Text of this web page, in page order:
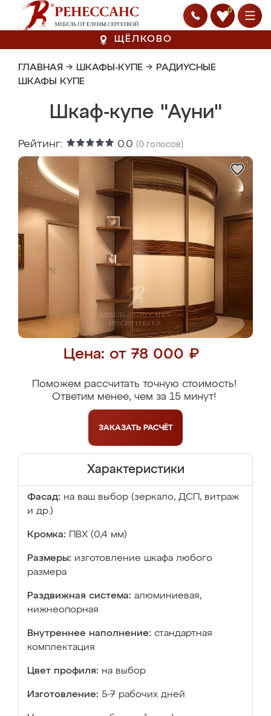
0
ЩЁЛКОВО
ГЛАВНАЯ → ШКАФЫ-КУПЕ → РАДИУСНЫЕ
ШКАФЫ КУПЕ
Шкаф-купе "Ауни"
Рейтинг: 0.0 (0 голосов)
Цена: от 78 000 ₽
Поможем рассчитать точную стоимость!
Ответим менее, чем за 15 минут!
ЗАКАЗАТЬ РАСЧЁТ
Характеристики
Фасад: на ваш выбор (зеркало, ДСП, витраж
и др.)
Кромка: ПВХ (0,4 мм)
Размеры: изготовление шкафа любого
размера
Раздвижная система: алюминиевая,
нижнеопорная
Внутреннее наполнение: стандартная
комплектация
Цвет профиля: на выбор
Изготовление: 5-7 рабочих дней